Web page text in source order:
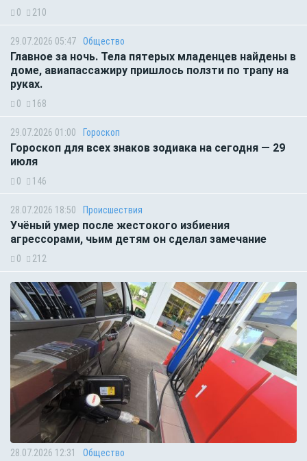
0 210
29.07.2026 05:47 Общество
Главное за ночь. Тела пятерых младенцев найдены в
доме, авиапассажиру пришлось ползти по трапу на
руках.
0 168
29.07.2026 01:00 Гороскоп
Гороскоп для всех знаков зодиака на сегодня — 29
июля
0 146
28.07.2026 18:50 Происшествия
Учёный умер после жестокого избиения
агрессорами, чьим детям он сделал замечание
0 212
28.07.2026 12:31 Общество